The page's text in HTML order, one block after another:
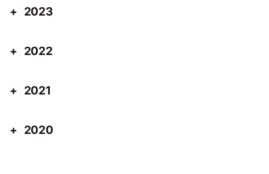
2023
2022
2021
2020